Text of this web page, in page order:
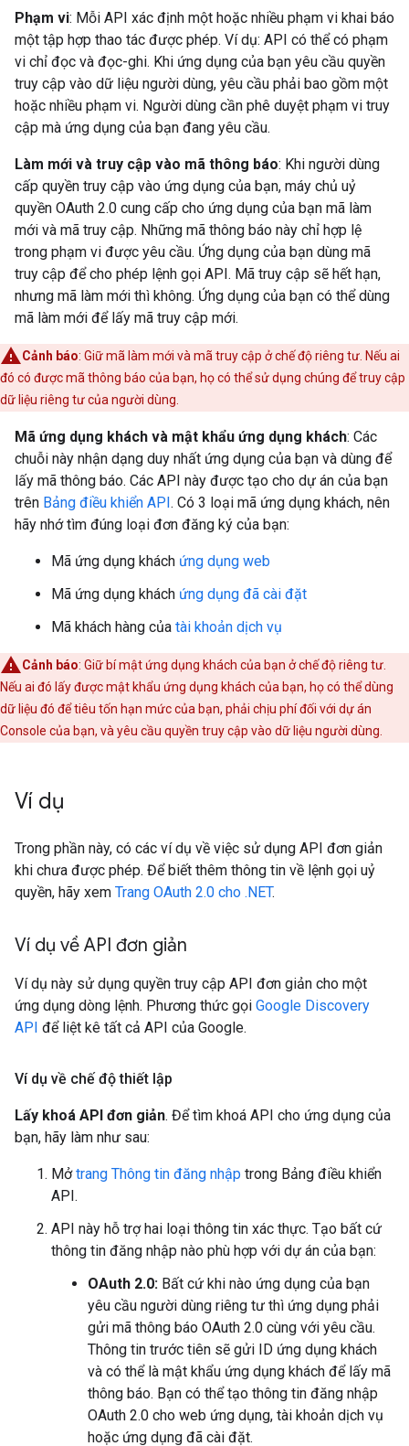
Phạm vi: Mỗi API xác định một hoặc nhiều phạm vi khai báo
một tập hợp thao tác được phép. Ví dụ: API có thể có phạm
vi chỉ đọc và đọc-ghi. Khi ứng dụng của bạn yêu cầu quyền
truy cập vào dữ liệu người dùng, yêu cầu phải bao gồm một
hoặc nhiều phạm vi. Người dùng cần phê duyệt phạm vi truy
cập mà ứng dụng của bạn đang yêu cầu.
Làm mới và truy cập vào mã thông báo: Khi người dùng
cấp quyền truy cập vào ứng dụng của bạn, máy chủ uỷ
quyền OAuth 2.0 cung cấp cho ứng dụng của bạn mã làm
mới và mã truy cập. Những mã thông báo này chỉ hợp lệ
trong phạm vi được yêu cầu. Ứng dụng của bạn dùng mã
truy cập để cho phép lệnh gọi API. Mã truy cập sẽ hết hạn,
nhưng mã làm mới thì không. Ứng dụng của bạn có thể dùng
mã làm mới để lấy mã truy cập mới.
Cảnh báo: Giữ mã làm mới và mã truy cập ở chế độ riêng tư. Nếu ai
đó có được mã thông báo của bạn, họ có thể sử dụng chúng để truy cập
dữ liệu riêng tư của người dùng.
Mã ứng dụng khách và mật khẩu ứng dụng khách: Các
chuỗi này nhận dạng duy nhất ứng dụng của bạn và dùng để
lấy mã thông báo. Các API này được tạo cho dự án của bạn
trên Bảng điều khiển API. Có 3 loại mã ứng dụng khách, nên
hãy nhớ tìm đúng loại đơn đăng ký của bạn:
Mã ứng dụng khách ứng dụng web
Mã ứng dụng khách ứng dụng đã cài đặt
Mã khách hàng của tài khoản dịch vụ
Cảnh báo: Giữ bí mật ứng dụng khách của bạn ở chế độ riêng tư.
Nếu ai đó lấy được mật khẩu ứng dụng khách của bạn, họ có thể dùng
dữ liệu đó để tiêu tốn hạn mức của bạn, phải chịu phí đối với dự án
Console của bạn, và yêu cầu quyền truy cập vào dữ liệu người dùng.
Ví dụ
Trong phần này, có các ví dụ về việc sử dụng API đơn giản
khi chưa được phép. Để biết thêm thông tin về lệnh gọi uỷ
quyền, hãy xem Trang OAuth 2.0 cho .NET.
Ví dụ về API đơn giản
Ví dụ này sử dụng quyền truy cập API đơn giản cho một
ứng dụng dòng lệnh. Phương thức gọi Google Discovery
API để liệt kê tất cả API của Google.
Ví dụ về chế độ thiết lập
Lấy khoá API đơn giản. Để tìm khoá API cho ứng dụng của
bạn, hãy làm như sau:
Mởtrang Thông tin đăng nhập trong Bảng điều khiển
API.
API này hỗ trợ hai loại thông tin xác thực. Tạo bất cứ
thông tin đăng nhập nào phù hợp với dự án của bạn:
OAuth 2.0: Bất cứ khi nào ứng dụng của bạn
yêu cầu người dùng riêng tư thì ứng dụng phải
gửi mã thông báo OAuth 2.0 cùng với yêu cầu.
Thông tin trước tiên sẽ gửi ID ứng dụng khách
và có thể là mật khẩu ứng dụng khách để lấy mã
thông báo. Bạn có thể tạo thông tin đăng nhập
OAuth 2.0 cho web ứng dụng, tài khoản dịch vụ
hoặc ứng dụng đã cài đặt.